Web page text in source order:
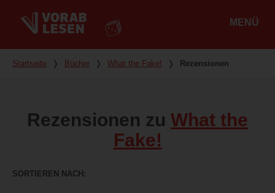
MENÜ
Du bist hier
Startseite ❭ Bücher ❭ What the Fake! ❭ Rezensionen
Rezensionen zu What the
Fake!
SORTIEREN NACH